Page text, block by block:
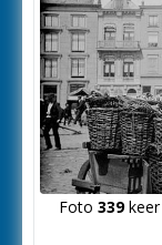
Foto 339keer